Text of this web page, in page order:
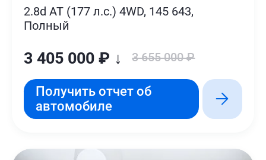
2.8d AT (177 л.с.) 4WD, 145 643,
Полный
3 405 000 ₽ ↓ 3 655 000 ₽
Получить отчет об
автомобиле